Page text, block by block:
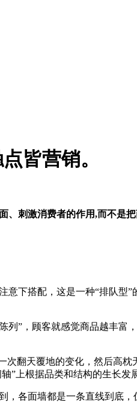
皆营销。
刺激消费者的作用,而不是
意下搭配，这是一种“排队型
列”，顾客就感觉商品越丰
翻天覆地的变化，然后高
”上根据品类和结构的生长发
，各面墙都是一条直线到底